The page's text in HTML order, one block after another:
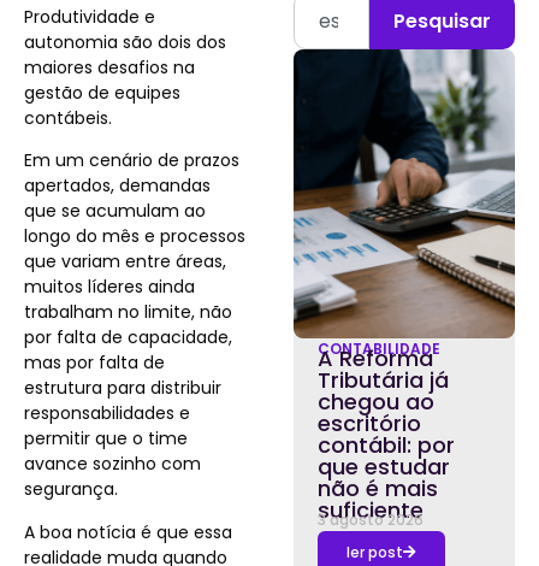
Produtividade e
autonomia são dois dos
maiores desafios na
gestão de equipes
contábeis.
Em um cenário de prazos
apertados, demandas
que se acumulam ao
longo do mês e processos
que variam entre áreas,
muitos líderes ainda
trabalham no limite, não
por falta de capacidade,
mas por falta de
estrutura para distribuir
responsabilidades e
permitir que o time
avance sozinho com
segurança.
A boa notícia é que essa
realidade muda quando
Pesquisar
CONTABILIDADE
A Reforma
Tributária já
chegou ao
escritório
contábil: por
que estudar
não é mais
suficiente
3 agosto 2026
ler post